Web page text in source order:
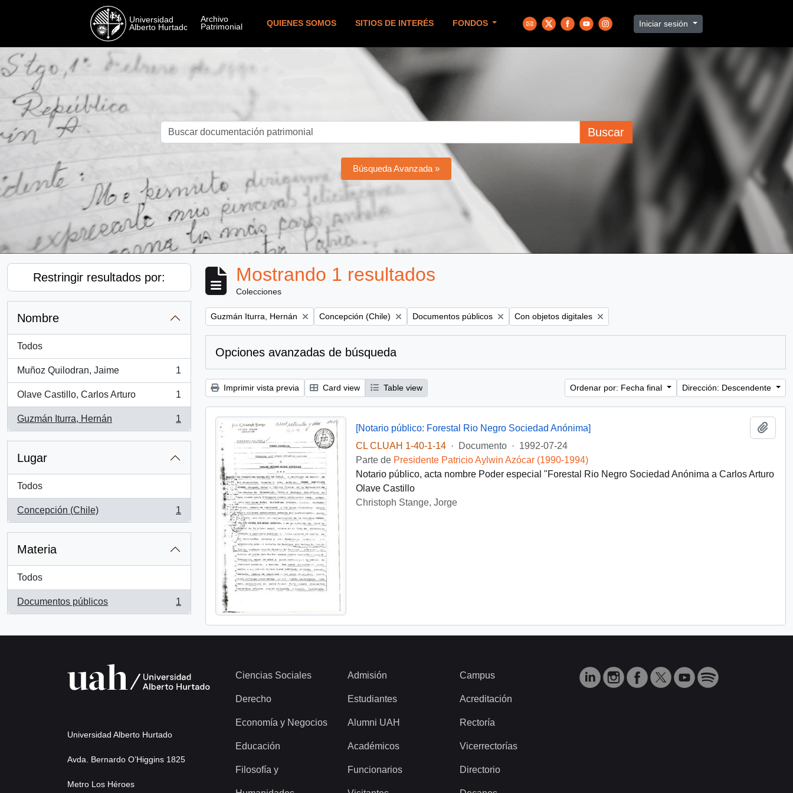
QUIENES SOMOS SITIOS DE INTERÉS FONDOS Iniciar sesión
Buscar
Búsqueda Avanzada »
Restringir resultados por:
Nombre
Todos
Muñoz Quilodran, Jaime
, 1 resultados
1
Olave Castillo, Carlos Arturo
, 1 resultados
1
Guzmán Iturra, Hernán
, 1 resultados
1
Lugar
Todos
Concepción (Chile)
, 1 resultados
1
Materia
Todos
Documentos públicos
, 1 resultados
1
Mostrando 1 resultados
Colecciones
Remove filter:
Guzmán Iturra, Hernán Remove filter:
Concepción (Chile) Remove filter:
Documentos públicos Remove filter:
Con objetos digitales
Opciones avanzadas de búsqueda
Imprimir vista previa Card view Table view Ordenar por: Fecha final Dirección: Descendente
[Notario público: Forestal Rio Negro Sociedad Anónima]
CL CLUAH 1-40-1-14
· Documento · 1992-07-24
Parte de Presidente Patricio Aylwin Azócar (1990-1994)
Notario público, acta nombre Poder especial "Forestal Rio Negro Sociedad Anónima a Carlos Arturo
Olave Castillo
Christoph Stange, Jorge
Universidad Alberto Hurtado
Avda. Bernardo O’Higgins 1825
Metro Los Héroes
Ciencias Sociales
Derecho
Economía y Negocios
Educación
Filosofía y
Admisión
Estudiantes
Alumni UAH
Académicos
Funcionarios
Campus
Acreditación
Rectoría
Vicerrectorías
Directorio